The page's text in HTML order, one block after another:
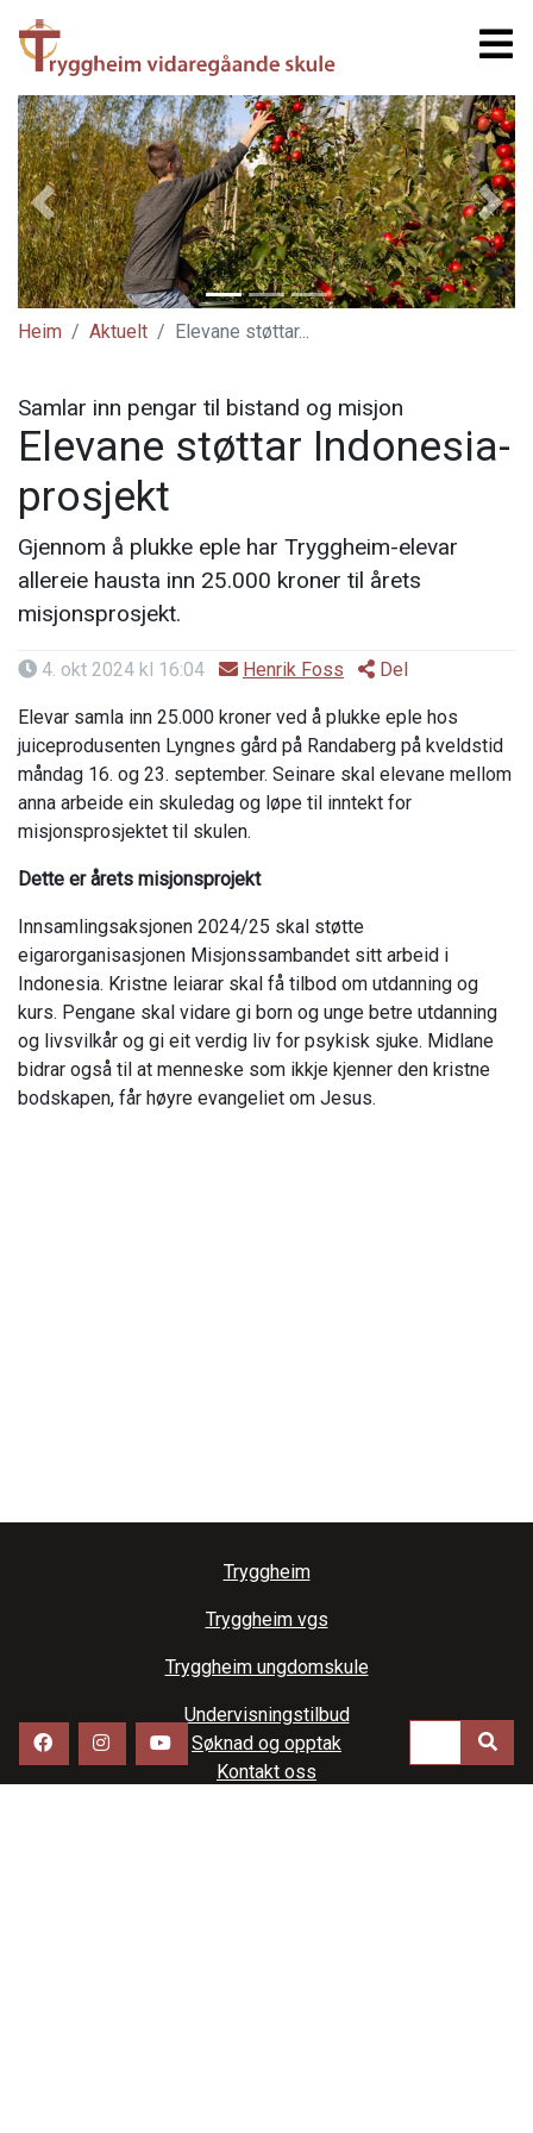
Previous Next
Heim Aktuelt Elevane støttar...
Samlar inn pengar til bistand og misjon
Elevane støttar Indonesia-
prosjekt
Gjennom å plukke eple har Tryggheim-elevar
allereie hausta inn 25.000 kroner til årets
misjonsprosjekt.
4. okt 2024 kl 16:04 Henrik Foss Del
Elevar samla inn 25.000 kroner ved å plukke eple hos
juiceprodusenten Lyngnes gård på Randaberg på kveldstid
måndag 16. og 23. september. Seinare skal elevane mellom
anna arbeide ein skuledag og løpe til inntekt for
misjonsprosjektet til skulen.
Dette er årets misjonsprojekt
Innsamlingsaksjonen 2024/25 skal støtte
eigarorganisasjonen Misjonssambandet sitt arbeid i
Indonesia. Kristne leiarar skal få tilbod om utdanning og
kurs. Pengane skal vidare gi born og unge betre utdanning
og livsvilkår og gi eit verdig liv for psykisk sjuke. Midlane
bidrar også til at menneske som ikkje kjenner den kristne
bodskapen, får høyre evangeliet om Jesus.
Tryggheim
Tryggheim vgs
Tryggheim ungdomskule
Undervisningstilbud
Søknad og opptak
Kontakt oss